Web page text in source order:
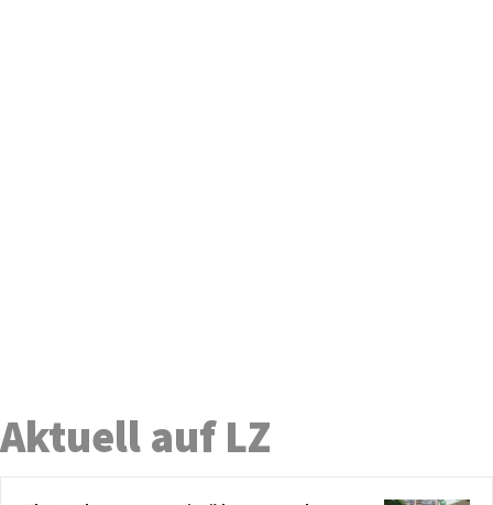
Aktuell auf LZ